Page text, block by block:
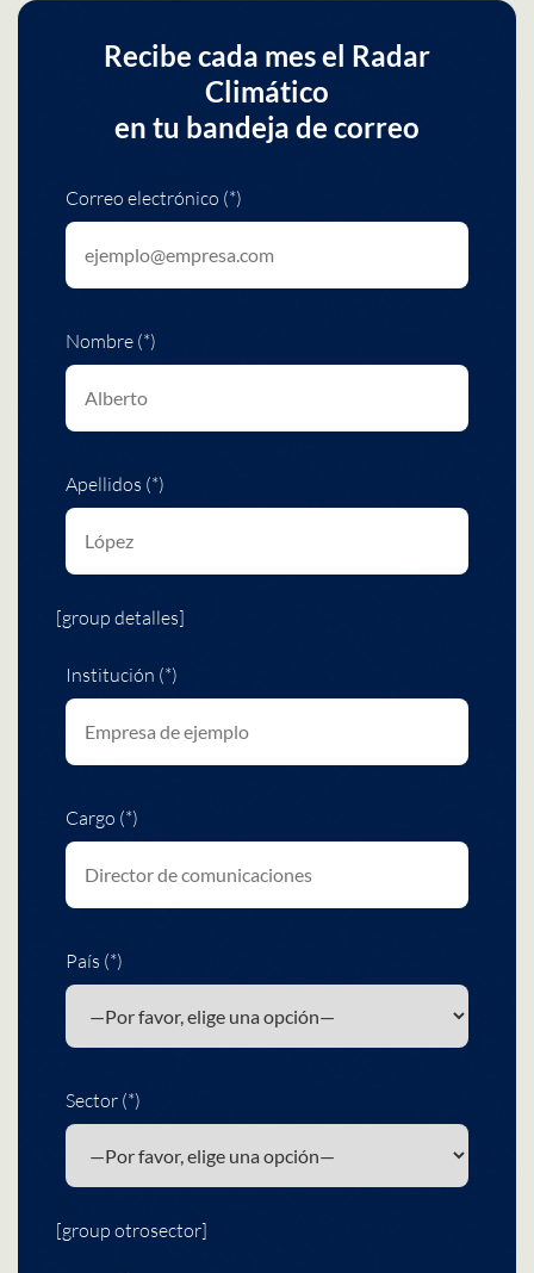
Recibe cada mes el Radar
Climático
en tu bandeja de correo
Correo electrónico (*)
Nombre (*)
Apellidos (*)
[group detalles]
Institución (*)
Cargo (*)
País (*)
Sector (*)
[group otrosector]